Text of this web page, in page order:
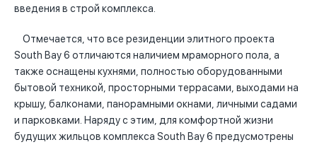
введения в строй комплекса.
Отмечается, что все резиденции элитного проекта
South Bay 6 отличаются наличием мраморного пола, а
также оснащены кухнями, полностью оборудованными
бытовой техникой, просторными террасами, выходами на
крышу, балконами, панорамными окнами, личными садами
и парковками. Наряду с этим, для комфортной жизни
будущих жильцов комплекса South Bay 6 предусмотрены